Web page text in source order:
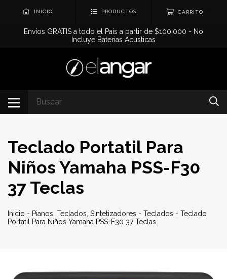
INICIO PRODUCTOS CARRITO
Envíos GRATIS a todo el País a partir de $100.000 - No
Incluye Baterias Acusticas
Teclado Portatil Para
Niños Yamaha PSS-F30
37 Teclas
Inicio - Pianos, Teclados, Sintetizadores - Teclados - Teclado
Portatil Para Niños Yamaha PSS-F30 37 Teclas